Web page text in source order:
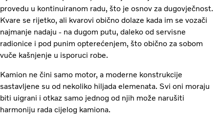
provedu u kontinuiranom radu, što je osnov za dugovječnost.
Kvare se rijetko, ali kvarovi obično dolaze kada im se vozači
najmanje nadaju - na dugom putu, daleko od servisne
radionice i pod punim opterećenjem, što obično za sobom
vuče kašnjenje u isporuci robe.
Kamion ne čini samo motor, a moderne konstrukcije
sastavljene su od nekoliko hiljada elemenata. Svi oni moraju
biti uigrani i otkaz samo jednog od njih može narušiti
harmoniju rada cijelog kamiona.